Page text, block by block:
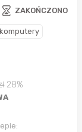
ZAKOŃCZONO
28%